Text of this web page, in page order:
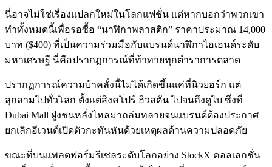
นี่อาจไม่ใช่เรื่องแปลกใหม่ในโลกแฟชั่น แต่หากบอกว่าพวกเขา
ทำทั้งหมดนี้เพื่อรอซื้อ “นาฬิกาพลาสติก” ราคาประมาณ 14,000
บาท ($400) ที่เป็นความร่วมมือกับแบรนด์นาฬิกาไฮเอนด์ระดับ
มหาเศรษฐี นี่คือปรากฏการณ์ที่ท้าทายทุกตำราการตลาด
ปรากฏการณ์ความบ้าคลั่งนี้ไม่ได้เกิดขึ้นแค่ที่นิวยอร์ก แต่
ลุกลามไปทั่วโลก ตั้งแต่สิงคโปร์ ฮิวสตัน ไปจนถึงดูไบ ซึ่งที่
Dubai Mall ฝูงชนหลั่งไหลมาถล่มทลายจนแบรนด์ต้องประกาศ
ยกเลิกอีเวนต์เปิดตัวกะทันหันด้วยเหตุผลด้านความปลอดภัย
ขณะที่บนแพลตฟอร์มรีเซลระดับโลกอย่าง StockX คอลเลกชั่น